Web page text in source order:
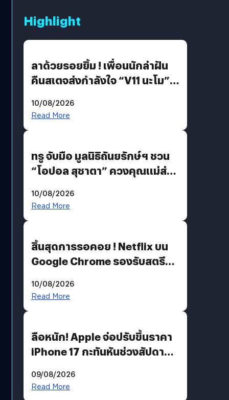
Highlight
ลาด้วยรอยยิ้ม ! เพื่อนนักล่าฝัน
คืนสเตจส่งกำลังใจ “V11 นะโม”
รักแน่นฮอลล์
10/08/2026
Read More
ทรู จับมือ มูลนิธิถันยรักษ์ฯ ชวน
“โอปอล สุชาตา” ควงคุณแม่ส่ง
เติมเต็มความหมายวันแม่ปีนี้
10/08/2026
Read More
สิ้นสุดการรอคอย ! Netflix บน
Google Chrome รองรับสตรีม
เงื่อนไขที่กำหนด
10/08/2026
Read More
ลือหนัก! Apple จ่อปรับขึ้นราคา
iPhone 17 กะทันหันช่วงสัปดาห์ที่
09/08/2026
Read More